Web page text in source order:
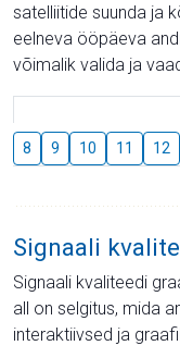
satelliitide suunda ja
eelneva ööpäeva
võimalik valida ja
8 9 10 11 12
Signaali
Signaali kvaliteedi
all on selgitus, mida
interaktiivsed ja